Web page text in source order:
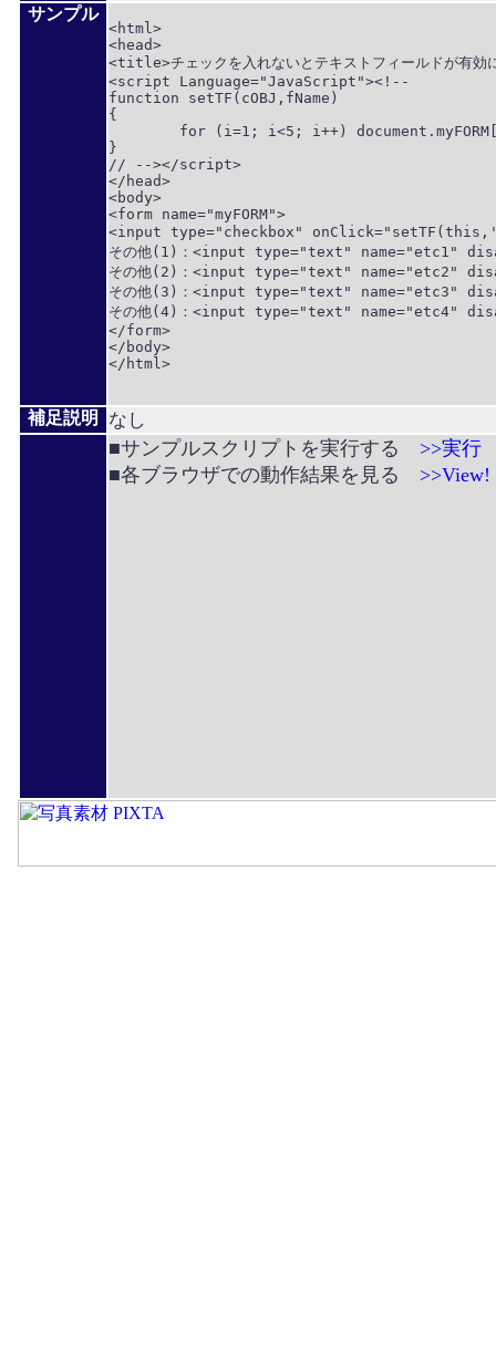
サンプル
<html>
<head>
<title>チェックを入れないとテキストフィールドが有
<script Language="JavaScript"><!--
function setTF(cOBJ,fName)
{
}
// --></script>
</head>
<body>
<form name="myFORM">
<input type="checkbox"
その他(1)：<input type="text" name="etc1"
その他(2)：<input type="text" name="etc2"
その他(3)：<input type="text" name="etc3"
その他(4)：<input type="text" name="etc4"
</form>
</body>
</html>
補足説明 なし
■サンプルスクリプトを実行する >>実行
■各ブラウザでの動作結果を見る >>View!